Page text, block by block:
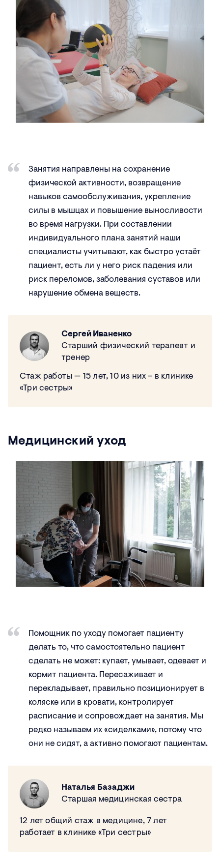
Занятия направлены на сохранение
физической активности, возвращение
навыков самообслуживания, укрепление
силы в мышцах и повышение выносливости
во время нагрузки. При составлении
индивидуального плана занятий наши
специалисты учитывают, как быстро устаёт
пациент, есть ли у него риск падения или
риск переломов, заболевания суставов или
нарушение обмена веществ.
Сергей Иваненко
Старший физический терапевт и
тренер
Стаж работы — 15 лет, 10 из них – в клинике
«Три сестры»
Медицинский уход
Помощник по уходу помогает пациенту
делать то, что самостоятельно пациент
сделать не может: купает, умывает, одевает и
кормит пациента. Пересаживает и
перекладывает, правильно позиционирует в
коляске или в кровати, контролирует
расписание и сопровождает на занятия. Мы
редко называем их «сиделками», потому что
они не сидят, а активно помогают пациентам.
Наталья Базаджи
Старшая медицинская сестра
12 лет общий стаж в медицине, 7 лет
работает в клинике «Три сестры»